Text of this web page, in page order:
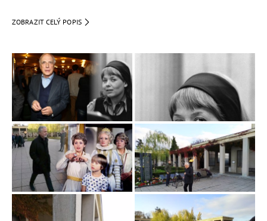
Dívka na koštěti
Hříchy pro pátera Knoxe
Líbáš jako ďábel
Jana Drbohlavová vystudovala pražskou DAMU v ročníku
spolu sJosefem Abrhámem, Petrem Čepkem,Jiřím
Krampolem,Ladislavem Mrkvičkounebo třebaVáclavem
Sloupem. Po absolutoriu nastoupila do Divadla na
Fidlovačce a pokračovala do Městských divadel pražských a
Divadla ABC, kde hrála až o roku 2016, kdy musela kvůli
podlomenému zdraví se svou prací i koníčkem zároveň
skončit nadobro. Následky mozkové mrtvice si vyžádaly
svou daň.
ZOBRAZIT CELÝ POPIS